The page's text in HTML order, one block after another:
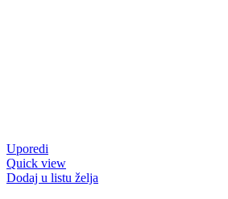
Uporedi
Quick view
Dodaj u listu želja